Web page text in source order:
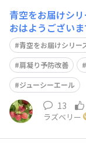
青空をお届けシ
おはようござい
度、予想最高気温は11度です
易度⭐️⭐️ 椅子に座って行います🪑 骨盤を立てて、下腹を引
き上げて背筋を
きましょう。
青空をお届けシリー
肩凝り予防改善
ジューシーエール
13
ラズベリー